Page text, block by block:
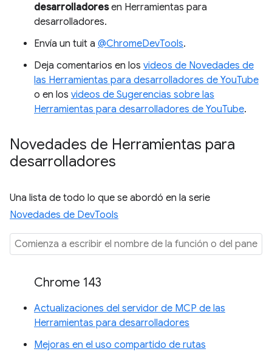
desarrolladoresen Herramientas para
desarrolladores.
Envía un tuit a @ChromeDevTools.
Deja comentarios en los videos de Novedades de
las Herramientas para desarrolladores de YouTube
o en los videos de Sugerencias sobre las
Herramientas para desarrolladores de YouTube.
Novedades de Herramientas para
desarrolladores
Una lista de todo lo que se abordó en la serie
Novedades de DevTools
Chrome 143
Actualizaciones del servidor de MCP de las
Herramientas para desarrolladores
Mejoras en el uso compartido de rutas